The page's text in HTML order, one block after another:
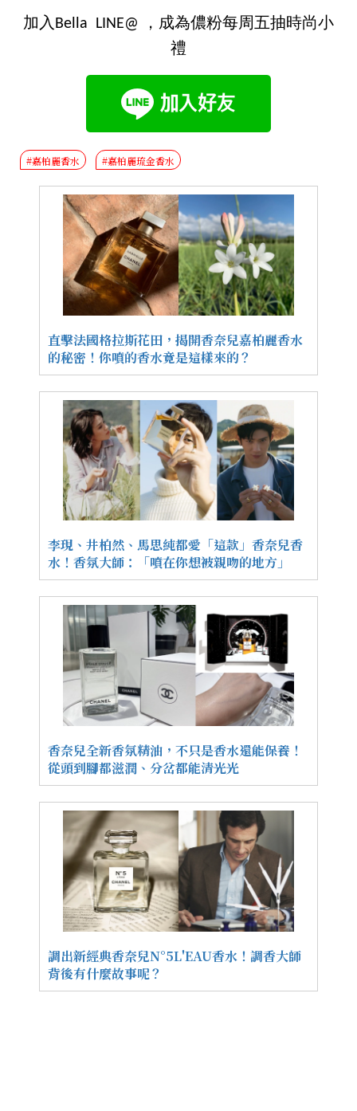
加入Bella LINE@ ，成為儂粉每周五抽時尚小
禮
#嘉柏麗香水 #嘉柏麗琉金香水
直擊法國格拉斯花田，揭開香奈兒嘉柏麗香水
的秘密！你噴的香水竟是這樣來的？
李現、井柏然、馬思純都愛「這款」香奈兒香
水！香氛大師：「噴在你想被親吻的地方」
香奈兒全新香氛精油，不只是香水還能保養！
從頭到腳都滋潤、分岔都能清光光
調出新經典香奈兒N°5L'EAU香水！調香大師
背後有什麼故事呢？